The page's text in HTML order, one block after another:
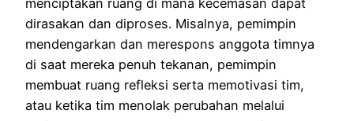
menciptakan ruang di mana kecemasan dapat
dirasakan dan diproses. Misalnya, pemimpin
mendengarkan dan merespons anggota timnya
di saat mereka penuh tekanan, pemimpin
membuat ruang refleksi serta memotivasi tim,
atau ketika tim menolak perubahan melalui